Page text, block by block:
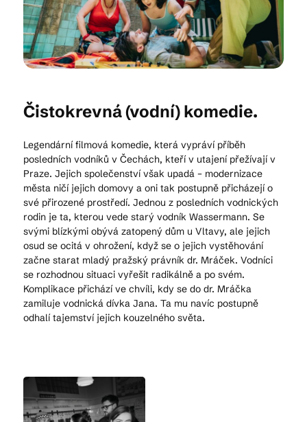
CS EN DE
© 2026 Brána Jihlavy
Čistokrevná (vodní) komedie.
Legendární filmová komedie, která vypráví příběh
posledních vodníků v Čechách, kteří v utajení přežívají v
Praze. Jejich společenství však upadá – modernizace
města ničí jejich domovy a oni tak postupně přicházejí o
své přirozené prostředí. Jednou z posledních vodnických
rodin je ta, kterou vede starý vodník Wassermann. Se
svými blízkými obývá zatopený dům u Vltavy, ale jejich
osud se ocitá v ohrožení, když se o jejich vystěhování
začne starat mladý pražský právník dr. Mráček. Vodníci
se rozhodnou situaci vyřešit radikálně a po svém.
Komplikace přichází ve chvíli, kdy se do dr. Mráčka
zamiluje vodnická dívka Jana. Ta mu navíc postupně
odhalí tajemství jejich kouzelného světa.